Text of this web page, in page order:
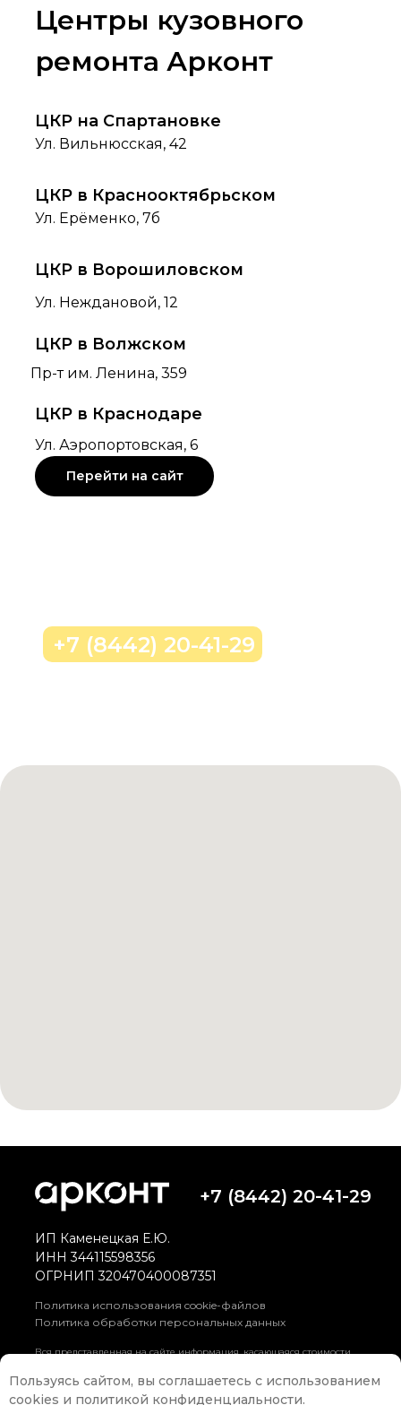
Центры кузовного
ремонта Арконт
Ул. Неждановой, 12
ЦКР в Волжском
ЦКР в Краснодаре
Пр-т им. Ленина, 359
Ул. Аэропортовская, 6
Перейти на сайт
ЦКР в Ворошиловском
ЦКР в Краснооктябрьском
Ул. Ерёменко, 7б
ЦКР на Спартановке
Ул. Вильнюсская, 42
+7 (8442) 20-41-29
Вся представленная на сайте информация, касающаяся стоимости
информационный характер и не является публичной офертой,
определяемой положениями ст. 437 (2) ГК РФ. Для получения
+7 (8442) 20-41-29
ИП Каменецкая Е.Ю.
ИНН 344115598356
ОГРНИП 320470400087351
Политика использования cookie-файлов
Политика обработки персональных данных
Пользуясь сайтом, вы соглашаетесь с использованием
cookies и политикой конфиденциальности.